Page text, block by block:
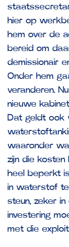
hier op
hem over de
bereid om
demissionair
Onder hem
veranderen.
nieuwe
Dat geldt ook
waaronder
zijn die
heel beperkt
in waterstof te
steun, zeker
investering
met die